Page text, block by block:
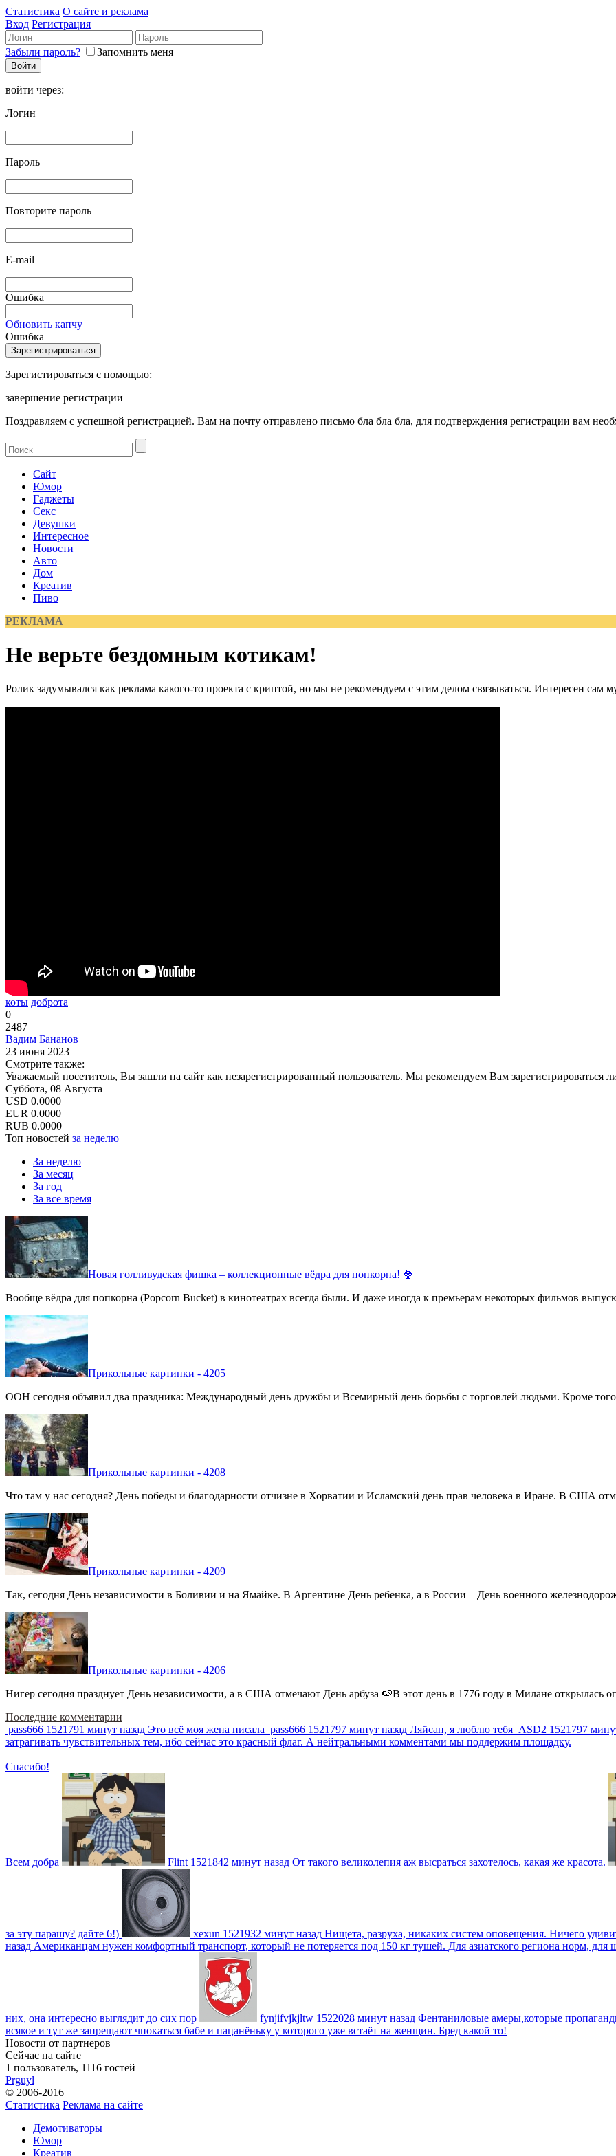
Статистика О сайте и реклама
Вход Регистрация
Забыли пароль? Запомнить меня
войти через:
Логин
Пароль
Повторите пароль
E-mail
Ошибка
Обновить капчу
Ошибка
Зарегистироваться с помощью:
завершение регистрации
Поздравляем с успешной регистрацией. Вам на почту отправлено письмо бла бла бла, для подтверждения регистрации вам
Сайт
Юмор
Гаджеты
Секс
Девушки
Интересное
Новости
Авто
Дом
Креатив
Пиво
РЕКЛАМА
Не верьте бездомным котикам!
Ролик задумывался как реклама какого-то проекта с криптой, но мы не рекомендуем с этим делом связываться. Интересен сам
коты доброта
0
2487
Вадим Бананов
23 июня 2023
Смотрите также:
Уважаемый посетитель, Вы зашли на сайт как незарегистрированный пользователь. Мы рекомендуем Вам зарегистрироваться
Суббота, 08 Августа
USD 0.0000
EUR 0.0000
RUB 0.0000
Топ новостей за неделю
За неделю
За месяц
За год
За все время
Новая голливудская фишка – коллекционные вёдра для попкорна! 🍿
Вообще вёдра для попкорна (Popcorn Bucket) в кинотеатрах всегда были. И даже иногда к премьерам некоторых фильмов
Прикольные картинки - 4205
ООН сегодня объявил два праздника: Международный день дружбы и Всемирный день борьбы с торговлей людьми. Кроме того
Прикольные картинки - 4208
Что там у нас сегодня? День победы и благодарности отчизне в Хорватии и Исламский день прав человека в Иране. В США
Прикольные картинки - 4209
Так, сегодня День независимости в Боливии и на Ямайке. В Аргентине День ребенка, а в России – День военного
Прикольные картинки - 4206
Нигер сегодня празднует День независимости, а в США отмечают День арбуза 🍉В этот день в 1776 году в Милане открылась
Последние комментарии
pass666 1521791 минут назад Это всё моя жена писала pass666 1521797 минут назад Ляйсан, я люблю тебя ASD2 1521797
затрагивать чувствительных тем, ибо сейчас это красный флаг. А нейтральными комментами мы поддержим площадку.
Спасибо!
Всем добра Flint 1521842 минут назад От такого великолепия аж высраться захотелось, какая же красота.
за эту парашу? дайте 6!) xexun 1521932 минут назад Нищета, разруха, никаких систем оповещения. Ничего
назад Американцам нужен комфортный транспорт, который не потеряется под 150 кг тушей. Для азиатского региона норм, для
них, она интересно выглядит до сих пор fynjifvjkjltw 1522028 минут назад Фентаниловые амеры,которые
всякое и тут же запрещают чпокаться бабе и пацанёньку у которого уже встаёт на женщин. Бред какой то!
Новости от партнеров
Сейчас на сайте
1 пользователь, 1116 гостей
Prguyl
© 2006-2016
Статистика Реклама на сайте
Демотиваторы
Юмор
Креатив